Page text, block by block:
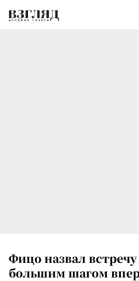
Фицо назвал
большим шагом